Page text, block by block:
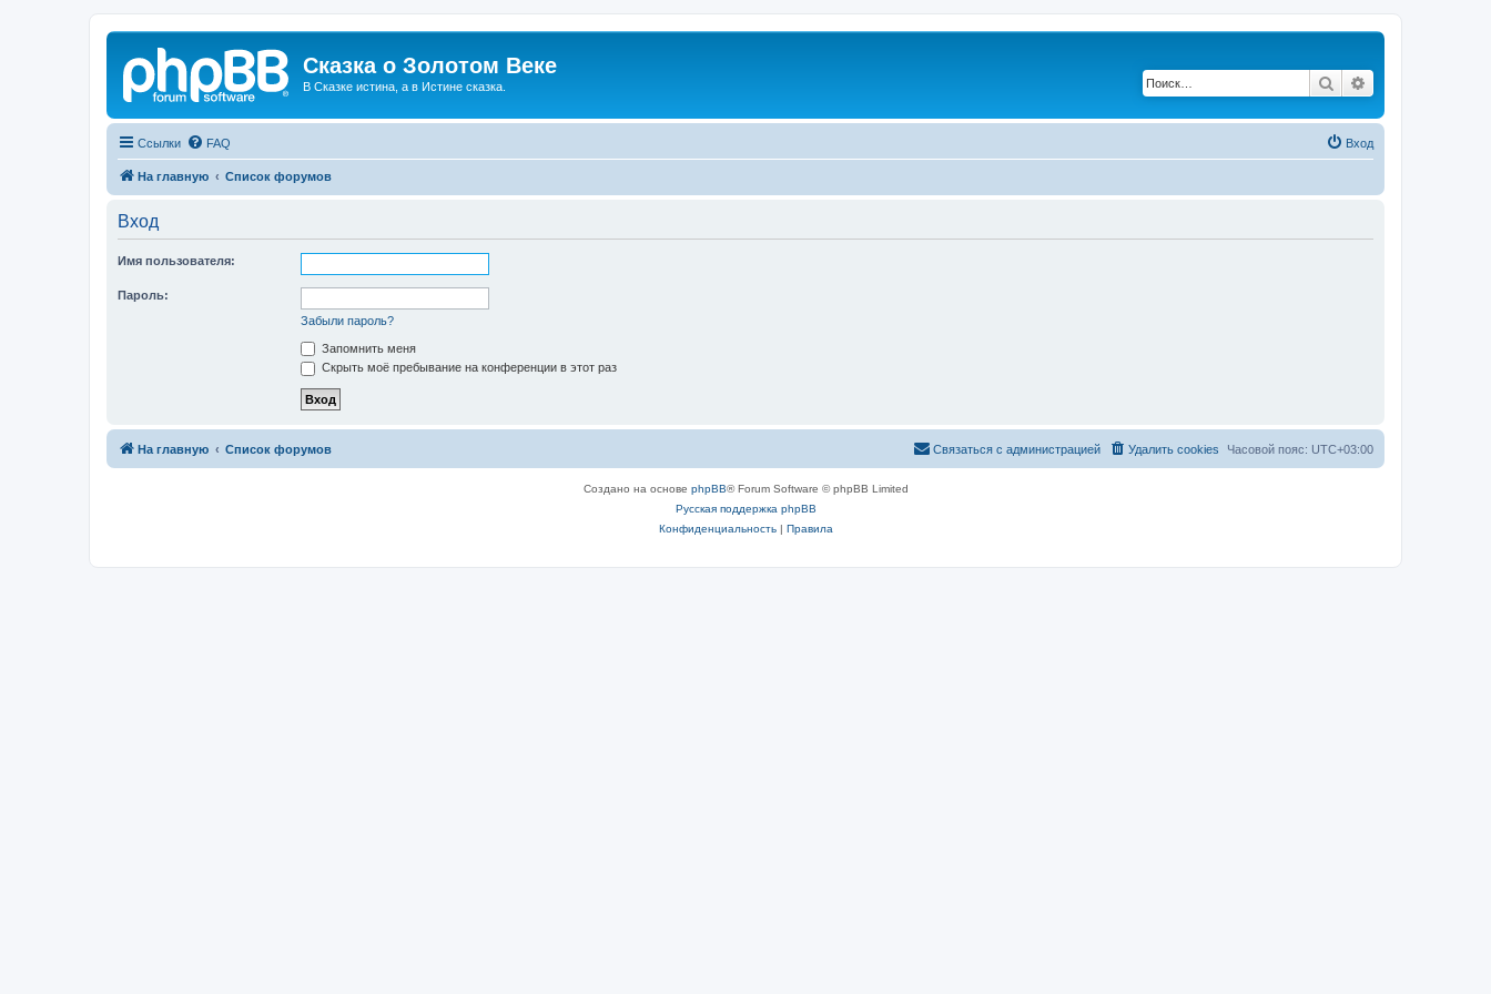
Сказка о Золотом Веке
В Сказке истина, а в Истине сказка. Поиск
Ссылки FAQ Вход
На главную Список форумов
Вход
Имя пользователя:
Пароль:
Забыли пароль?
Запомнить меня
Скрыть моё пребывание на конференции в этот раз
На главную Список форумов Часовой пояс: UTC+03:00
Удалить cookies
Связаться с администрацией
Создано на основе phpBB® Forum Software © phpBB Limited
Русская поддержка phpBB
Конфиденциальность| Правила